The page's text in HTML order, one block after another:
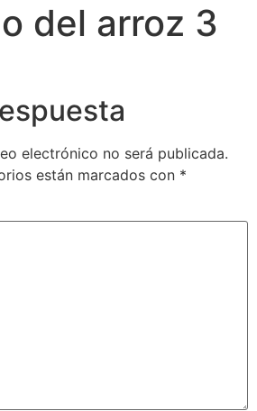
del arroz 3
electrónico no será publicada.
están marcados con *